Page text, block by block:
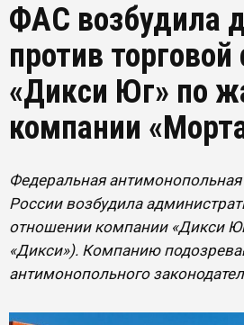
ФАС возбудила
против торговой
«Дикси Юг» по
компании
Федеральная
России возбудила
отношении компании «Дикси
«Дикси»). Компанию
антимонопольного